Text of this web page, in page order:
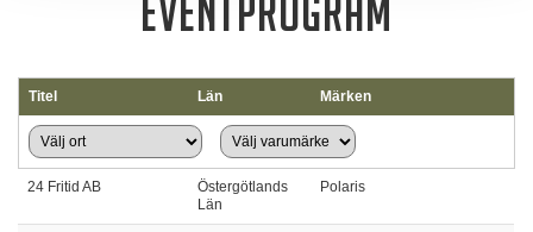
Titel Län Märken
24 Fritid AB
Östergötlands
Län
Polaris